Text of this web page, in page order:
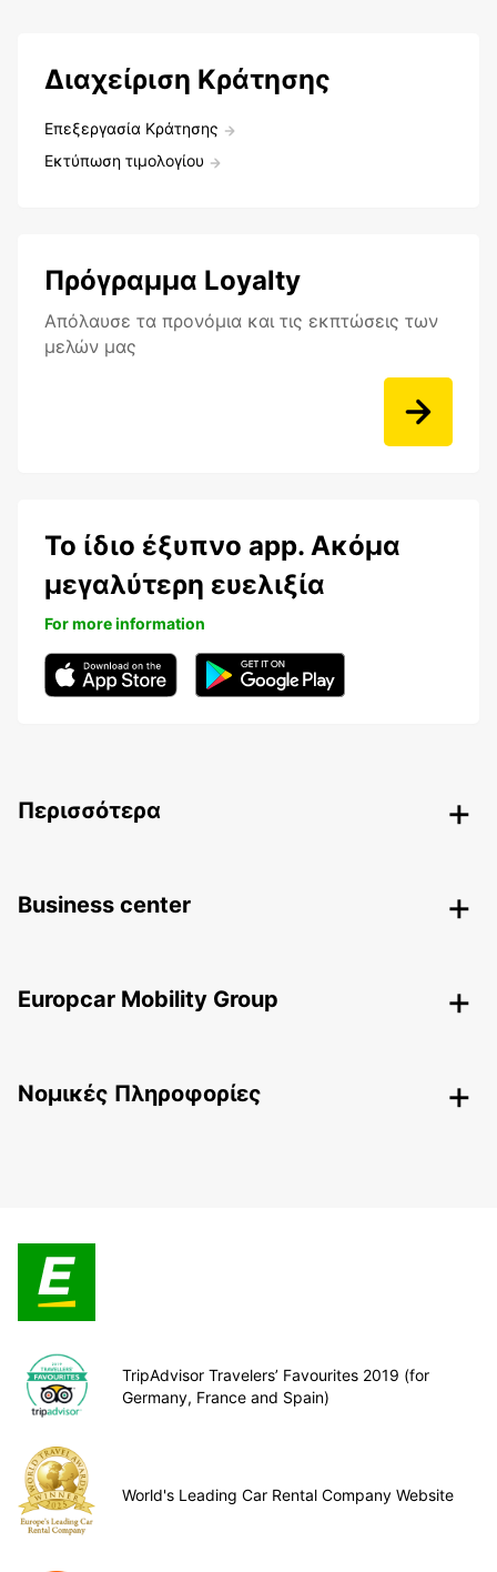
Διαχείριση Κράτησης
Επεξεργασία Κράτησης
Εκτύπωση τιμολογίου
Πρόγραμμα Loyalty
Aπόλαυσε τα προνόμια και τις εκπτώσεις των
μελών μας
Το ίδιο έξυπνο app. Ακόμα
μεγαλύτερη ευελιξία
For more information
Περισσότερα
Business center
Europcar Mobility Group
Nομικές Πληροφορίες
TripAdvisor Travelers’ Favourites 2019 (for
Germany, France and Spain)
World's Leading Car Rental Company Website